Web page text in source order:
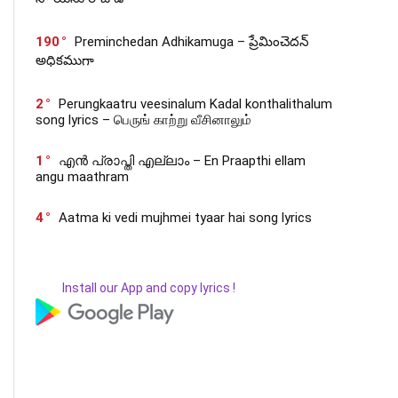
190
Preminchedan Adhikamuga – ప్రేమించెదన్
అధికముగా
2
Perungkaatru veesinalum Kadal konthalithalum
song lyrics – பெருங் காற்று வீசினாலும்
1
എൻ പ്രാപ്തി എല്ലാം – En Praapthi ellam
angu maathram
4 Aatma ki vedi mujhmei tyaar hai song lyrics
Install our App and copy lyrics !